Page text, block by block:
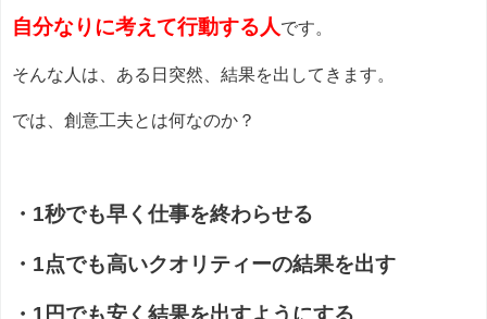
自分なりに考えて行動する人 です。
そんな人は、ある日突然、結果を出してきます。
では、創意工夫とは何なのか？
・1秒でも早く仕事を終わらせる
・1点でも高いクオリティーの結果を出す
・1円でも安く結果を出すようにする